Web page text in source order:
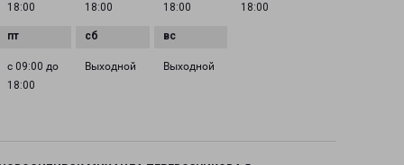
18:00
18:00
18:00
18:00
с 09:00 до
18:00
Выходной Выходной